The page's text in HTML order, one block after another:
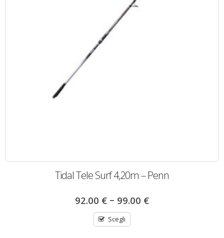
Tidal Tele Surf 4,20m – Penn
92.00 € – 99.00 €
Scegli